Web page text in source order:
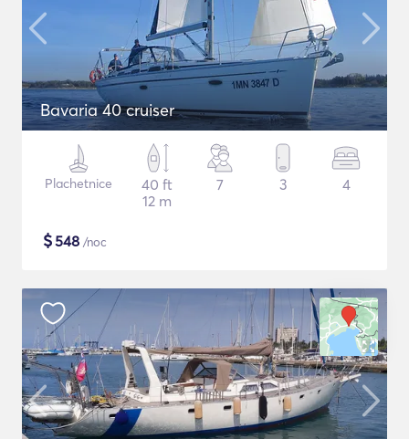
Bavaria 40 cruiser
Plachetnice
40 ft
12 m
7 3 4
$548 /noc